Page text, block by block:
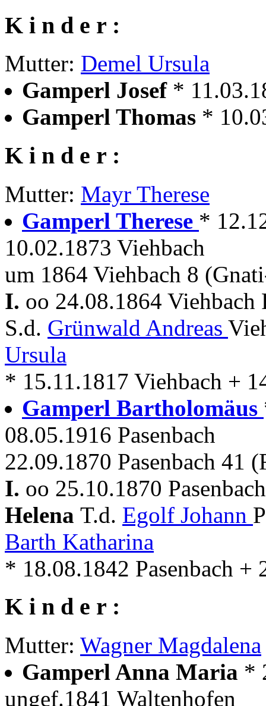
K i n d e r :
Mutter: Demel Ursula
Gamperl Josef *
Gamperl Thomas *
K i n d e r :
Mutter: Mayr Therese
Gamperl Therese *
10.02.1873 Viehbach
um 1864 Viehbach 8
I. oo 24.08.1864
S.d. Grünwald Andreas
Ursula
* 15.11.1817 Viehbach +
Gamperl Bartholomäus
08.05.1916 Pasenbach
22.09.1870 Pasenbach 41
I. oo 25.10.1870
Helena T.d. Egolf Johann
Barth Katharina
* 18.08.1842 Pasenbach +
K i n d e r :
Mutter: Wagner Magdalena
Gamperl Anna Maria *
ungef.1841 Waltenhofen